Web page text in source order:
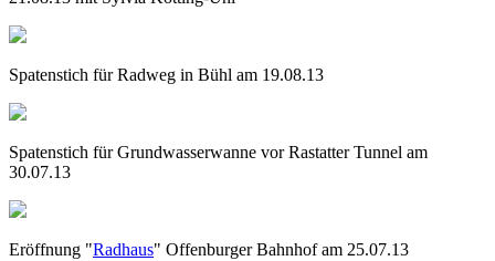
Spatenstich für Radweg in Bühl am 19.08.13
Spatenstich für Grundwasserwanne vor Rastatter Tunnel am
30.07.13
Eröffnung "Radhaus" Offenburger Bahnhof am 25.07.13